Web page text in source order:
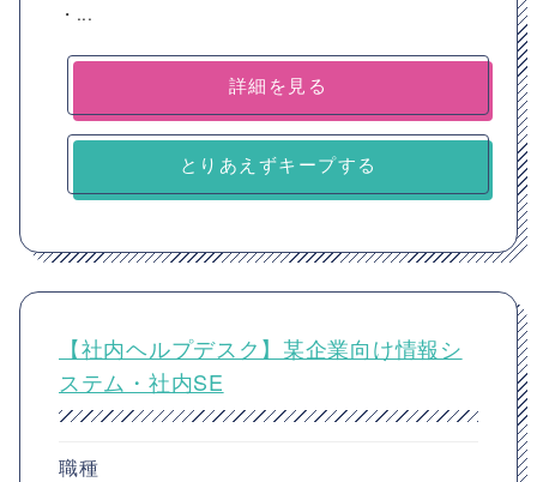
・...
詳細を見る
とりあえずキープする
【社内ヘルプデスク】某企業向け情報シ
ステム・社内SE
職種